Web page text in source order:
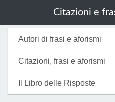
Autori di frasi e aforismi
Citazioni, frasi e aforismi
Il Libro delle Risposte
Citazioni e